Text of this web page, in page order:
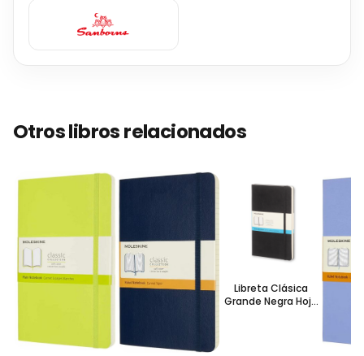
Otros libros relacionados
Libreta Clásica
Grande Negra Hoja